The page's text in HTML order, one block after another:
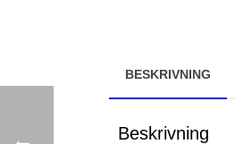
BESKRIVNING
Beskrivning